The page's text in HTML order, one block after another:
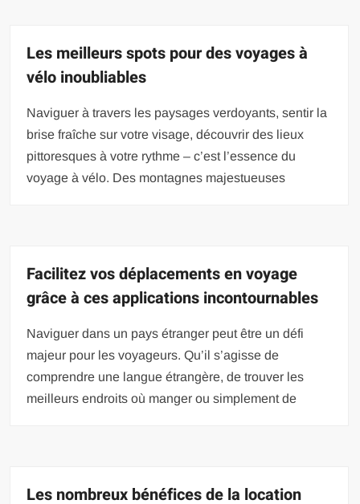
Les meilleurs spots pour des voyages à
vélo inoubliables
Naviguer à travers les paysages verdoyants, sentir la
brise fraîche sur votre visage, découvrir des lieux
pittoresques à votre rythme – c’est l’essence du
voyage à vélo. Des montagnes majestueuses
Facilitez vos déplacements en voyage
grâce à ces applications incontournables
Naviguer dans un pays étranger peut être un défi
majeur pour les voyageurs. Qu’il s’agisse de
comprendre une langue étrangère, de trouver les
meilleurs endroits où manger ou simplement de
Les nombreux bénéfices de la location